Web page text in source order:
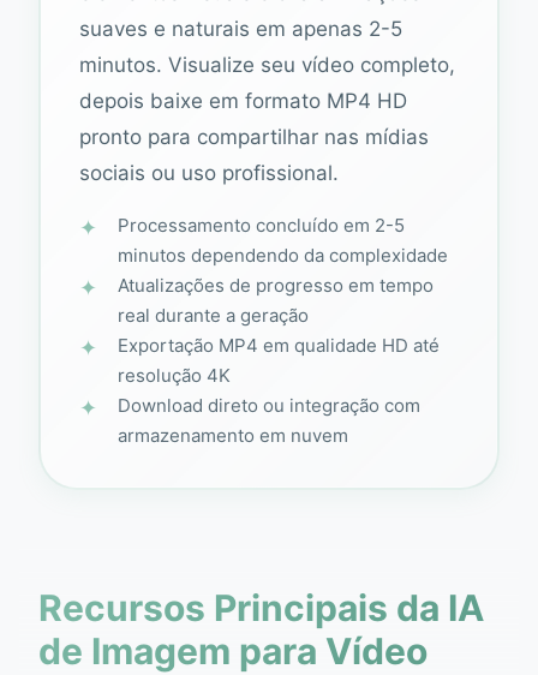
suaves e naturais em apenas 2-5
minutos. Visualize seu vídeo completo,
depois baixe em formato MP4 HD
pronto para compartilhar nas mídias
sociais ou uso profissional.
Processamento concluído em 2-5
minutos dependendo da complexidade
Atualizações de progresso em tempo
real durante a geração
Exportação MP4 em qualidade HD até
resolução 4K
Download direto ou integração com
armazenamento em nuvem
Recursos Principais da IA
de Imagem para Vídeo